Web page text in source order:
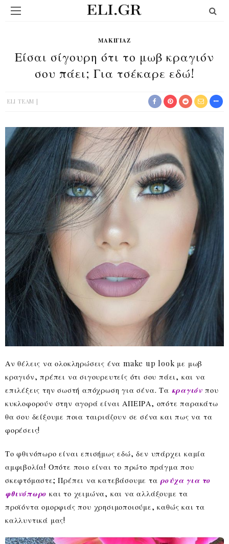
ΜΑΚΙΓΙΆΖ
Είσαι σίγουρη ότι το μωβ κραγιόν
σου πάει; Για τσέκαρε εδώ!
ELI TEAM
Αν θέλεις να ολοκληρώσεις ένα make up look με μωβ
κραγιόν, πρέπει να σιγουρευτείς ότι σου πάει, και να
επιλέξεις την σωστή απόχρωση για σένα. Τα κραγιόν που
κυκλοφορούν στην αγορά είναι ΑΠΕΙΡΑ, οπότε παρακάτω
θα σου δείξουμε ποια ταιριάζουν σε σένα και πως να τα
φορέσεις!
Το φθινόπωρο είναι επισήμως εδώ, δεν υπάρχει καμία
αμφιβολία! Οπότε ποιο είναι το πρώτο πράγμα που
σκεφτόμαστε; Πρέπει να κατεβάσουμε τα ρούχα για το
φθινόπωρο και το χειμώνα, και να αλλάξουμε τα
προϊόντα ομορφιάς που χρησιμοποιούμε, καθώς και τα
καλλυντικά μας!